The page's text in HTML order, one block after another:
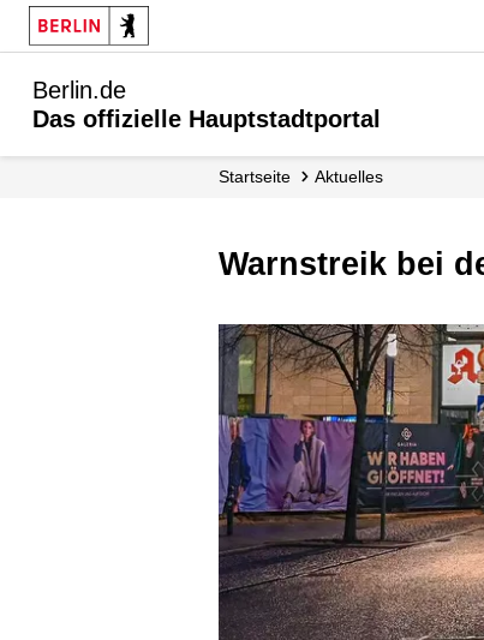
Berlin.de
Das offizielle Hauptstadtportal
Startseite Aktuelles
Warnstreik bei